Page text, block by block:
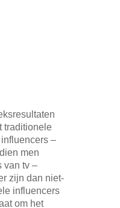
traditionele
–
men
van tv –
zijn dan niet-
influencers
om het